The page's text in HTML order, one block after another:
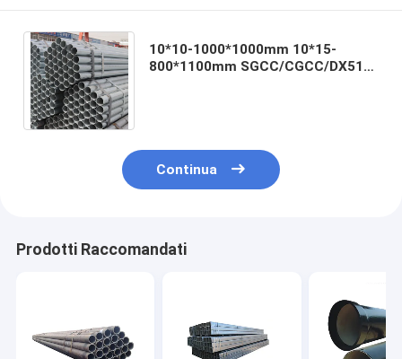
10*10-1000*1000mm 10*15-
800*1100mm SGCC/CGCC/DX51D
Continua
Prodotti Raccomandati